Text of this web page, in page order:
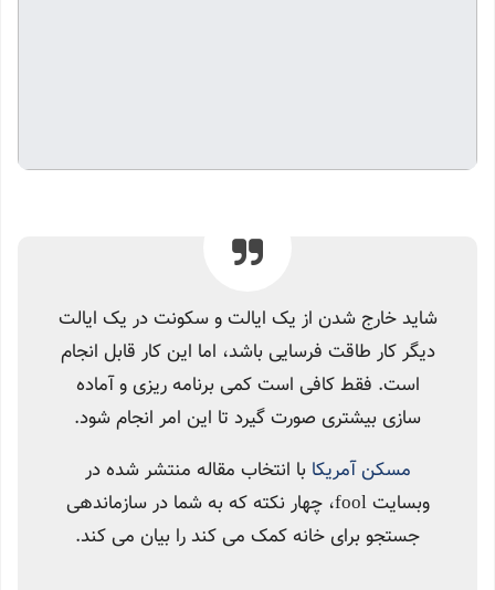
شاید خارج شدن از یک ایالت و سکونت در یک ایالت
دیگر کار طاقت فرسایی باشد، اما این کار قابل انجام
است. فقط کافی است کمی برنامه ریزی و آماده
سازی بیشتری صورت گیرد تا این امر انجام شود.
مسکن آمریکا با انتخاب مقاله منتشر شده در
وبسایت fool، چهار نکته که به شما در سازماندهی
جستجو برای خانه کمک می کند را بیان می کند.